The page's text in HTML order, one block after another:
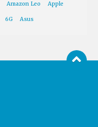
Amazon Leo Apple
6G Asus